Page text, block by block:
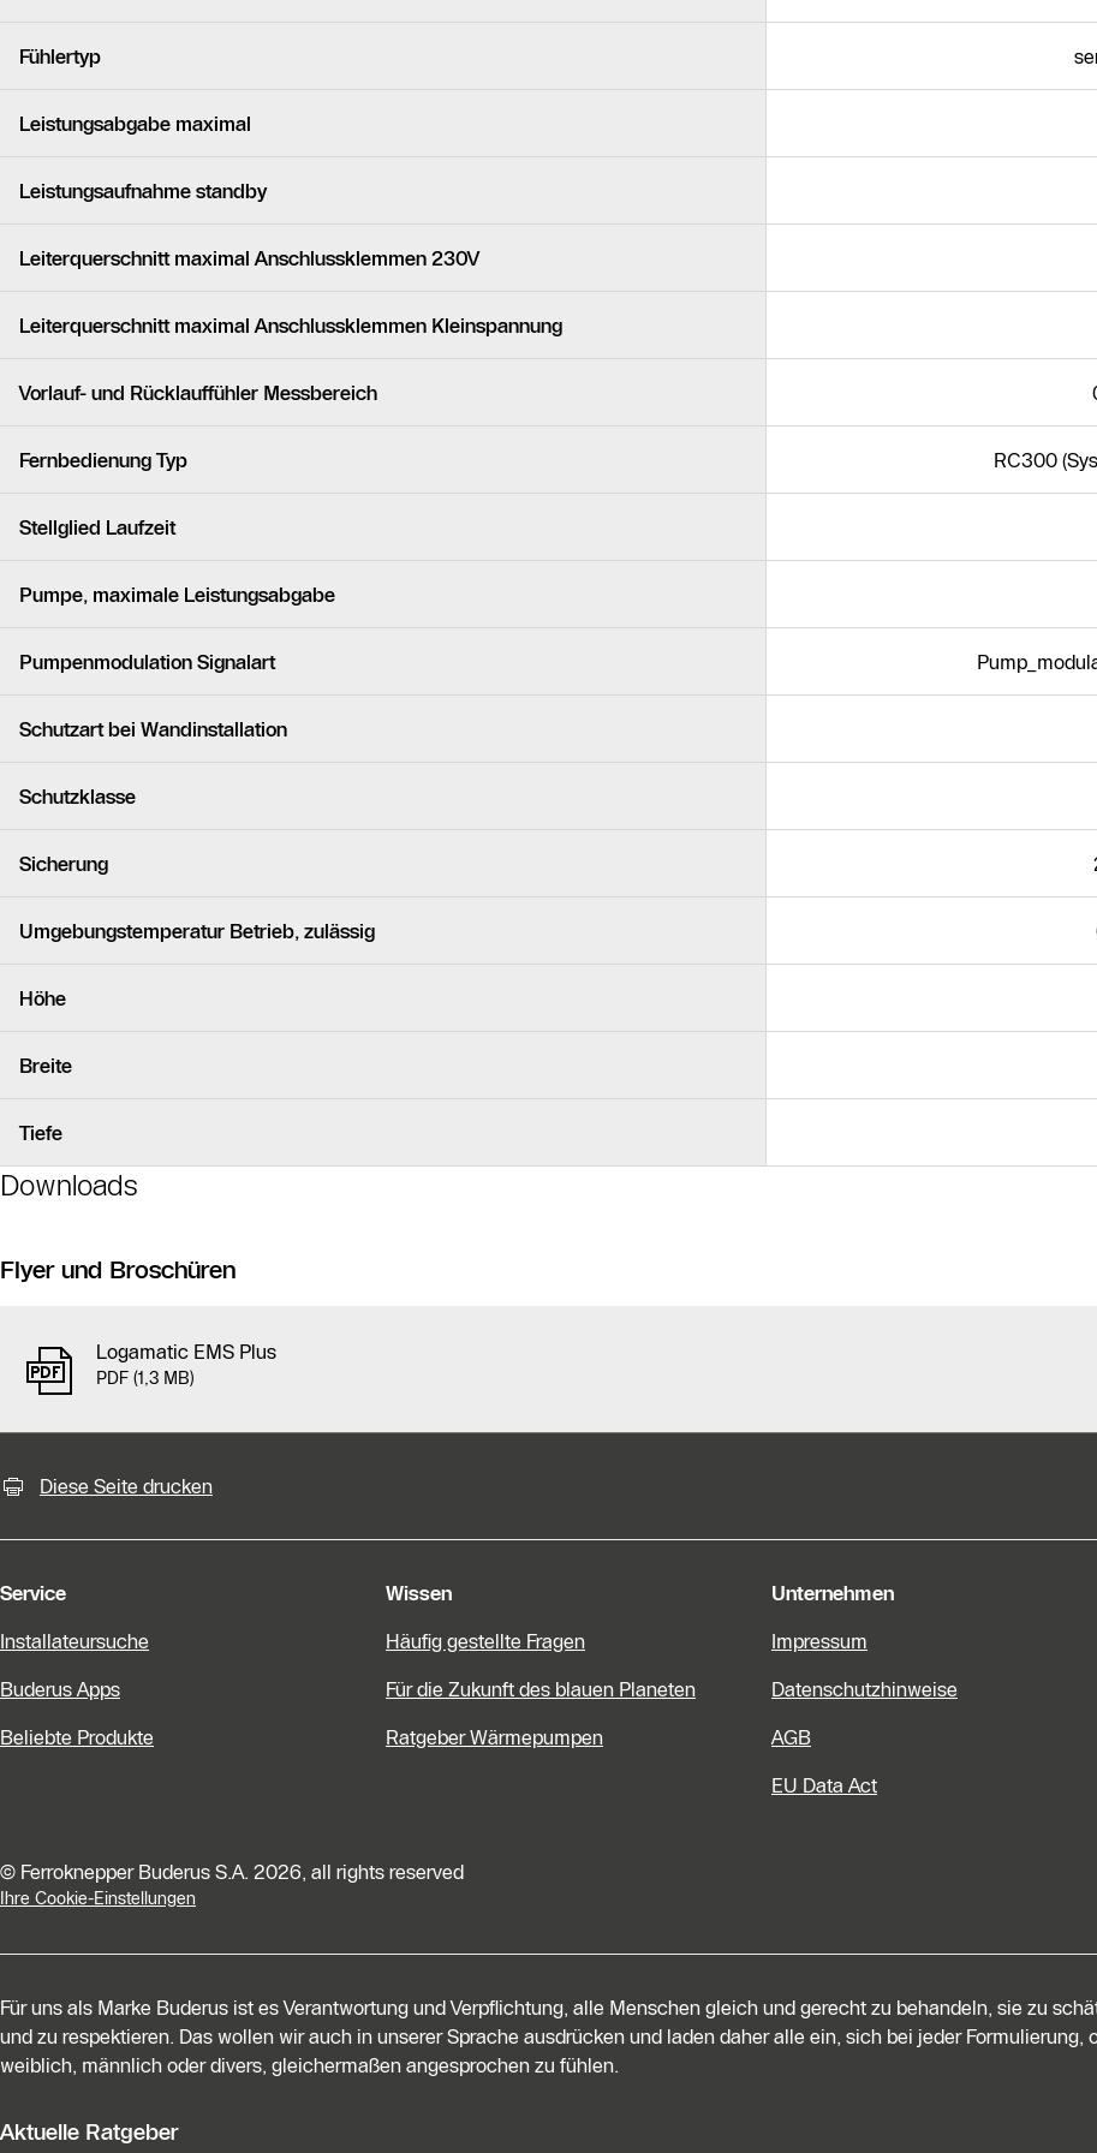
Fühlertyp
Leistungsabgabe maximal
Leistungsaufnahme standby
Leiterquerschnitt maximal Anschlussklemmen 230V
Leiterquerschnitt maximal Anschlussklemmen Kleinspannung
Vorlauf- und Rücklauffühler Messbereich
Fernbedienung Typ RC300
Stellglied Laufzeit
Pumpe, maximale Leistungsabgabe
Pumpenmodulation Signalart
Schutzart bei Wandinstallation
Schutzklasse
Sicherung
Umgebungstemperatur Betrieb, zulässig
Höhe
Breite
Tiefe
Downloads
Flyer und Broschüren
Logamatic EMS Plus
PDF (1,3 MB)
Slider Bildergalerie
Slider Überspringen
Diese Seite drucken
Service
Installateursuche
Buderus Apps
Beliebte Produkte
Wissen
Häufig gestellte Fragen
Für die Zukunft des blauen Planeten
Ratgeber Wärmepumpen
Unternehmen
Impressum
Datenschutzhinweise
AGB
EU Data Act
© Ferroknepper Buderus S.A. 2026, all rights reserved
Ihre Cookie-Einstellungen
Für uns als Marke Buderus ist es Verantwortung und Verpflichtung, alle Menschen gleich und gerecht zu behandeln, sie zu
und zu respektieren. Das wollen wir auch in unserer Sprache ausdrücken und laden daher alle ein, sich bei jeder Formulierung,
weiblich, männlich oder divers, gleichermaßen angesprochen zu fühlen.
Aktuelle Ratgeber